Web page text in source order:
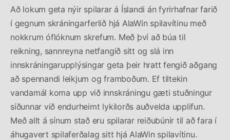
Að lokum geta nýir spilarar á Íslandi án fyrirhafnar farið
í gegnum skráningarferlið hjá AlaWin spilavítinu með
nokkrum óflóknum skrefum. Með því að búa til
reikning, sannreyna netfangið sitt og slá inn
innskráningarupplýsingar geta þeir hratt fengið aðgang
að spennandi leikjum og framboðum. Ef tiltekin
vandamál koma upp við innskráningu gæti stuðningur
síðunnar við endurheimt lykilorðs auðvelda upplifun.
Með allt á sínum stað eru spilarar reiðubúnir til að fara í
áhugavert spilaferðalag sitt hjá AlaWin spilavítinu.